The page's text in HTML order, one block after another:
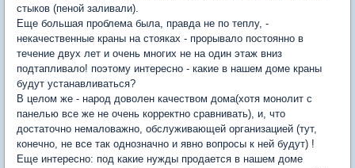
стыков (пеной заливали).
Еще большая проблема была, правда не по теплу, -
некачественные краны на стояках - прорывало постоянно в
течение двух лет и очень многих не на один этаж вниз
подтапливало! поэтому интересно - какие в нашем доме краны
будут устанавливаться?
В целом же - народ доволен качеством дома(хотя монолит с
панелью все же не очень корректно сравнивать), и, что
достаточно немаловажно, обслуживающей организацией (тут,
конечно, не все так однозначно и явно вопросы к ней будут) !
Еще интересно: под какие нужды продается в нашем доме